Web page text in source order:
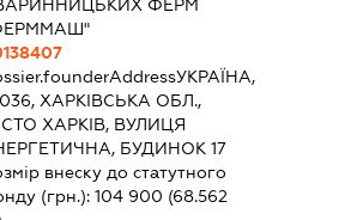
ФЕРМ
УКРАЇНА,
ХАРКІВСЬКА ОБЛ.,
ХАРКІВ, ВУЛИЦЯ
БУДИНОК 17
внеску до статутного
(грн.): 104 900 (68.562